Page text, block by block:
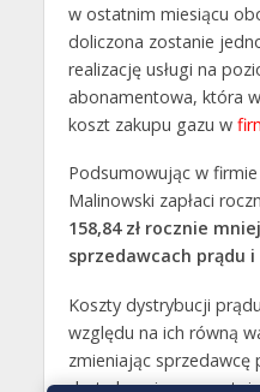
w ostatnim miesiącu
doliczona zostanie
realizację usługi na
abonamentowa, która
koszt zakupu gazu w
Podsumowując w
Malinowski zapłaci
158,84 zł rocznie
sprzedawcach prądu i
Koszty dystrybucji
względu na ich równą
zmieniając sprzedawcę